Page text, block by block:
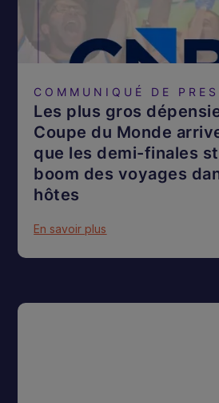
COMMUNIQUÉ DE
Les plus gros
Coupe du Monde
que les demi-finales
boom des voyages
hôtes
En savoir plus